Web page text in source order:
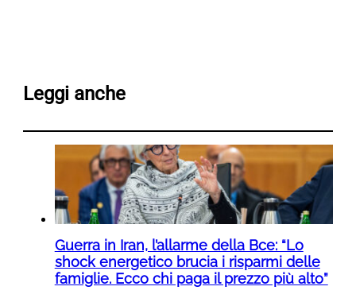
Leggi anche
Guerra in Iran, l’allarme della Bce: “Lo
shock energetico brucia i risparmi delle
famiglie. Ecco chi paga il prezzo più alto”